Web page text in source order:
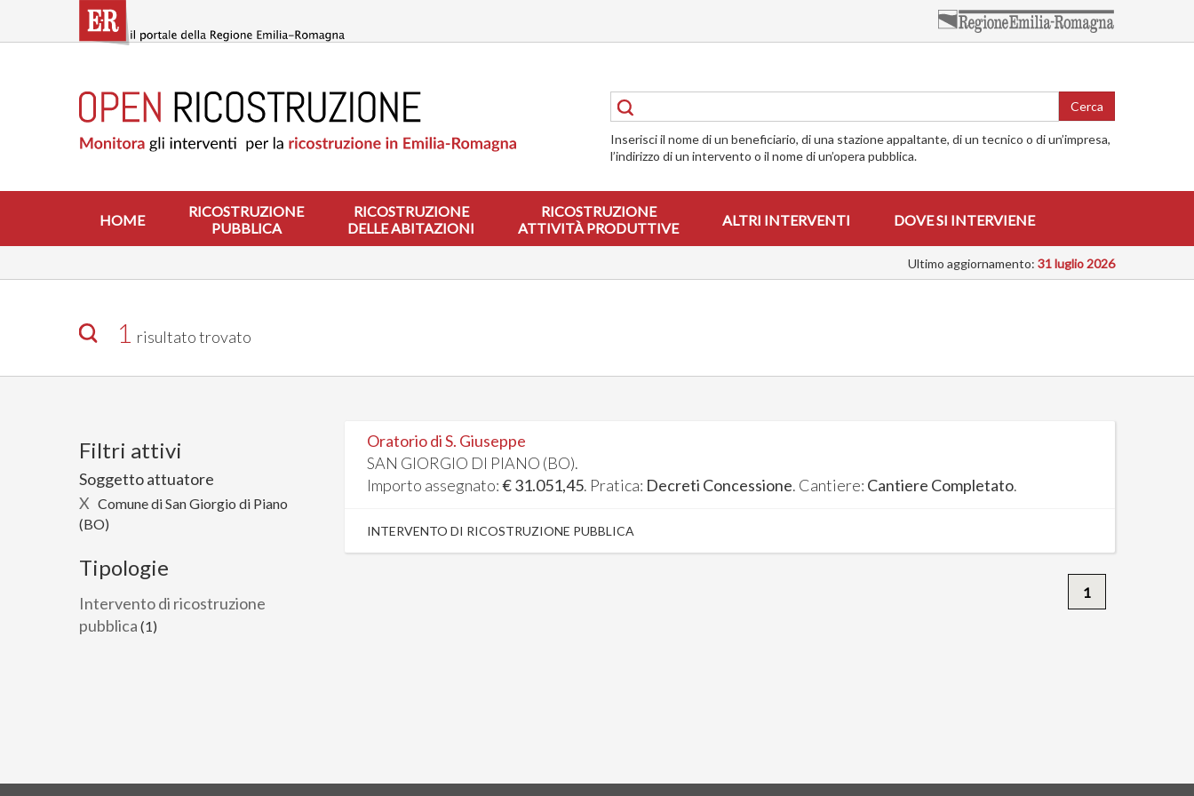
contenuto
RICOSTRUZIONE
PUBBLICA
ABITAZIONI
RICOSTRUZIONE
ATTIVITÀ
INTERVENTI
SI
Cerca
Inserisci il nome di un beneficiario, di una stazione appaltante, di un tecnico o di un’impresa,
l’indirizzo di un intervento o il nome di un’opera pubblica.
HOME
RICOSTRUZIONE
PUBBLICA
RICOSTRUZIONE
DELLE ABITAZIONI
RICOSTRUZIONE
ATTIVITÀ PRODUTTIVE
ALTRI INTERVENTI DOVE SI INTERVIENE
Ultimo aggiornamento: 31 luglio 2026
1 risultato trovato
Filtri attivi
Soggetto attuatore
X Comune di San Giorgio di Piano
(BO)
Tipologie
Intervento di ricostruzione
pubblica (1)
Oratorio di S. Giuseppe
SAN GIORGIO DI PIANO (BO).
Importo assegnato:€ 31.051,45. Pratica: Decreti Concessione. Cantiere: Cantiere Completato.
INTERVENTO DI RICOSTRUZIONE PUBBLICA
1